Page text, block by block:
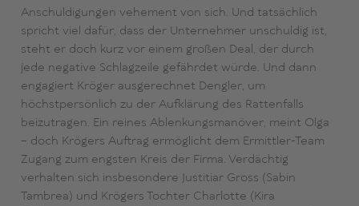
Anschuldigungen vehement von sich. Und tatsächlich
spricht viel dafür, dass der Unternehmer unschuldig ist,
steht er doch kurz vor einem großen Deal, der durch
jede negative Schlagzeile gefährdet würde. Und dann
engagiert Kröger ausgerechnet Dengler, um
höchstpersönlich zu der Aufklärung des Rattenfalls
beizutragen. Ein reines Ablenkungsmanöver, meint Olga
– doch Krögers Auftrag ermöglicht dem Ermittler-Team
Zugang zum engsten Kreis der Firma. Verdächtig
verhalten sich insbesondere Justitiar Gross (Sabin
Tambrea) und Krögers Tochter Charlotte (Kira